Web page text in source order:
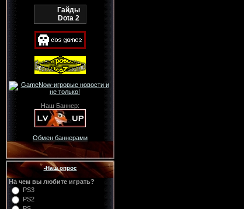
Гайды
Dota 2
Наш Баннер:
Обмен баннерами
-Наш опрос
На чем вы любите играть?
PS3
PS2